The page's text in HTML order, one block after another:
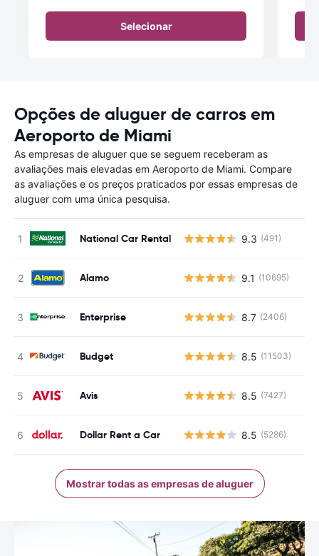
Selecionar
Opções de aluguer de carros em
Aeroporto de Miami
As empresas de aluguer que se seguem receberam as
avaliações mais elevadas em Aeroporto de Miami. Compare
as avaliações e os preços praticados por essas empresas de
aluguer com uma única pesquisa.
National Car Rental 9.3 (491)
Alamo 9.1 (10695)
Enterprise 8.7 (2406)
Budget 8.5 (11503)
Avis 8.5 (7427)
Dollar Rent a Car 8.5 (5286)
Mostrar todas as empresas de aluguer